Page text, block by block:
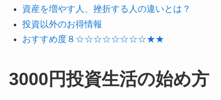
資産を増やす人、挫折する人の違いとは？
投資以外のお得情報
おすすめ度８☆☆☆☆☆☆☆☆★★
3000円投資生活の始め方